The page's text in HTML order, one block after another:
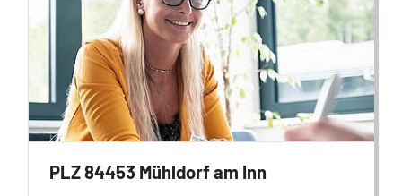
PLZ 84453 Mühldorf am Inn